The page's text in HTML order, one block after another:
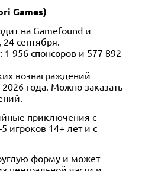
Games)
на Gamefound и
сентября.
1 956 спонсоров и 577 892
вознаграждений
2026 года. Можно заказать
приключения с
игроков 14+ лет и с
форму и может